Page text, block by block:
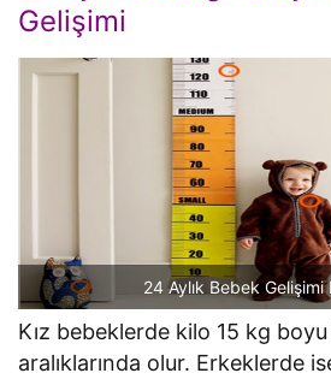
Gelişimi
24 Aylık Bebek Gelişimi
Kız bebeklerde kilo 15 kg
aralıklarında olur. Erkeklerde